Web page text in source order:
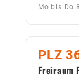
Mo bis Do
PLZ
Freiraum